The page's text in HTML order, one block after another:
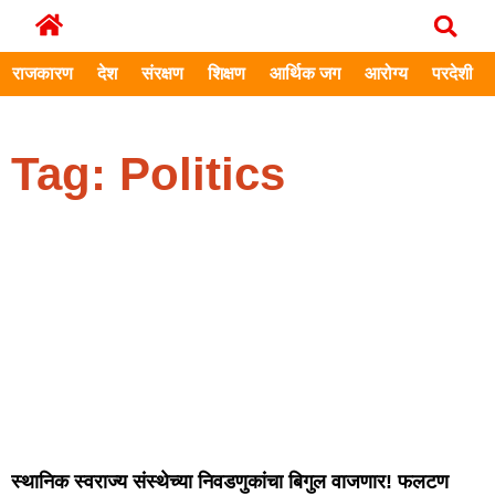
राजकारण देश संरक्षण शिक्षण आर्थिक जग आरोग्य परदेशी
Tag: Politics
स्थानिक स्वराज्य संस्थेच्या निवडणुकांचा बिगुल वाजणार! फलटण